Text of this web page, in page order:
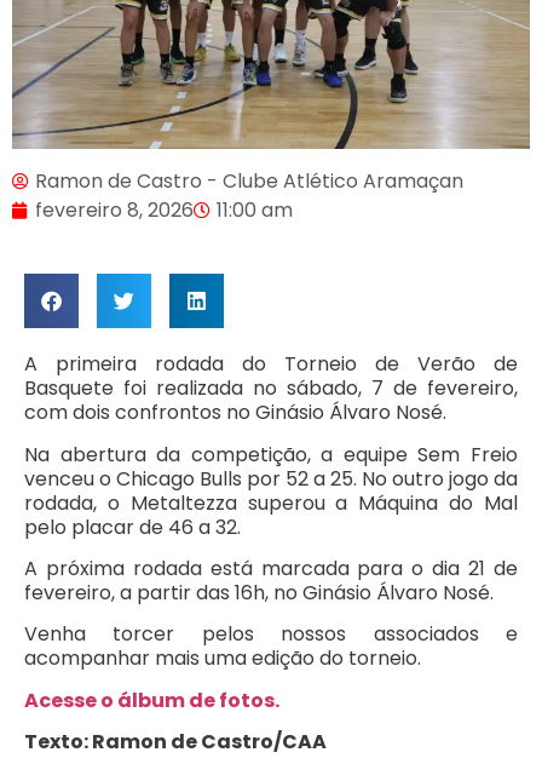
Ramon de Castro - Clube Atlético Aramaçan
fevereiro 8, 2026
11:00 am
A primeira rodada do Torneio de Verão de
Basquete foi realizada no sábado, 7 de fevereiro,
com dois confrontos no Ginásio Álvaro Nosé.
Na abertura da competição, a equipe Sem Freio
venceu o Chicago Bulls por 52 a 25. No outro jogo da
rodada, o Metaltezza superou a Máquina do Mal
pelo placar de 46 a 32.
A próxima rodada está marcada para o dia 21 de
fevereiro, a partir das 16h, no Ginásio Álvaro Nosé.
Venha torcer pelos nossos associados e
acompanhar mais uma edição do torneio.
Acesse o álbum de fotos.
Texto: Ramon de Castro/CAA